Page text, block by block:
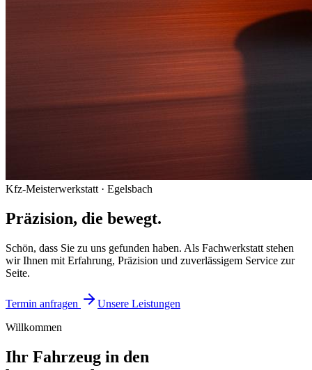
Kfz-Meisterwerkstatt · Egelsbach
Präzision, die bewegt.
Schön, dass Sie zu uns gefunden haben. Als Fachwerkstatt stehen
wir Ihnen mit Erfahrung, Präzision und zuverlässigem Service zur
Seite.
Termin anfragen
Unsere Leistungen
Willkommen
Ihr Fahrzeug in den